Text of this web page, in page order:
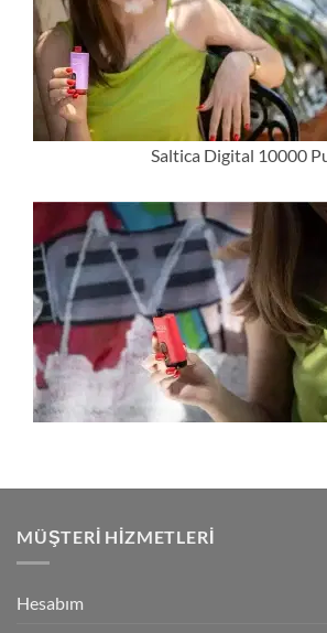
Saltica Digital 10000
MÜŞTERI HIZMETLERI
Hesabım